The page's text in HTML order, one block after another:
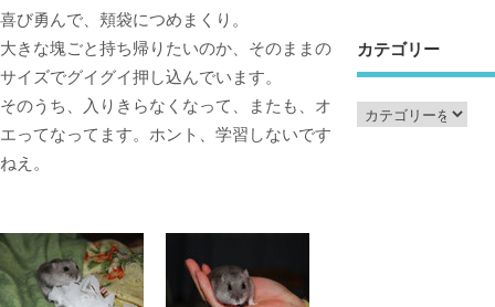
喜び勇んで、頬袋につめまくり。
大きな塊ごと持ち帰りたいのか、そのままの
サイズでグイグイ押し込んでいます。
そのうち、入りきらなくなって、またも、オ
エってなってます。ホント、学習しないです
ねえ。
カテゴリー